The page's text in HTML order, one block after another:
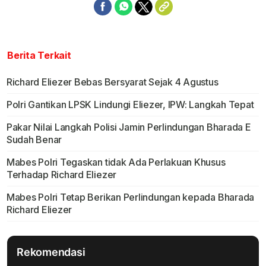
Berita Terkait
Richard Eliezer Bebas Bersyarat Sejak 4 Agustus
Polri Gantikan LPSK Lindungi Eliezer, IPW: Langkah Tepat
Pakar Nilai Langkah Polisi Jamin Perlindungan Bharada E
Sudah Benar
Mabes Polri Tegaskan tidak Ada Perlakuan Khusus
Terhadap Richard Eliezer
Mabes Polri Tetap Berikan Perlindungan kepada Bharada
Richard Eliezer
Rekomendasi